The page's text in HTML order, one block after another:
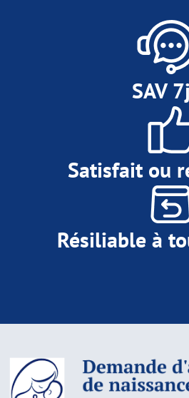
SAV
Satisfait ou
Résiliable à